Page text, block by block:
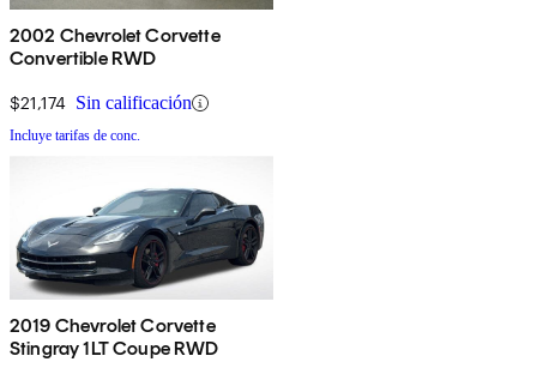
2002 Chevrolet Corvette
Convertible RWD
$21,174 Sin calificación
Incluye tarifas de conc.
2019 Chevrolet Corvette
Stingray 1LT Coupe RWD